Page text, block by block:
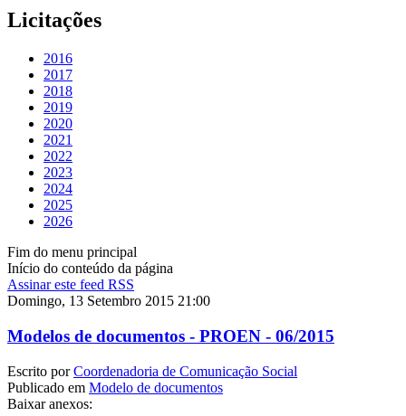
Licitações
2016
2017
2018
2019
2020
2021
2022
2023
2024
2025
2026
Fim do menu principal
Início do conteúdo da página
Assinar este feed RSS
Domingo, 13 Setembro 2015 21:00
Modelos de documentos - PROEN - 06/2015
Escrito porCoordenadoria de Comunicação Social
Publicado em Modelo de documentos
Baixar anexos: